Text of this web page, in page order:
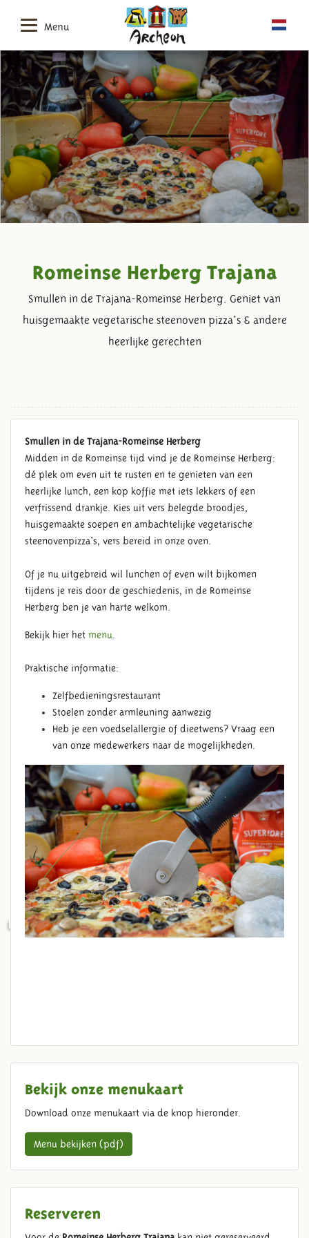
Menu
ROMEINSE HERBERG TRAJANA
Romeinse Herberg Trajana
Smullen in de Trajana-Romeinse Herberg. Geniet van
huisgemaakte vegetarische steenoven pizza's & andere
heerlijke gerechten
Smullen in de Trajana-Romeinse Herberg
Midden in de Romeinse tijd vind je de Romeinse Herberg:
dé plek om even uit te rusten en te genieten van een
heerlijke lunch, een kop koffie met iets lekkers of een
verfrissend drankje. Kies uit vers belegde broodjes,
huisgemaakte soepen en ambachtelijke vegetarische
steenovenpizza's, vers bereid in onze oven.
Of je nu uitgebreid wil lunchen of even wilt bijkomen
tijdens je reis door de geschiedenis, in de Romeinse
Herberg ben je van harte welkom.
Bekijk hier het menu
Praktische informatie:
Zelfbedieningsrestaurant
Stoelen zonder armleuning aanwezig
Heb je een voedselallergie of dieetwens? Vraag een
van onze medewerkers naar de mogelijkheden.
Bekijk onze menukaart
Download onze menukaart via de knop hieronder.
Menu bekijken (pdf)
Reserveren